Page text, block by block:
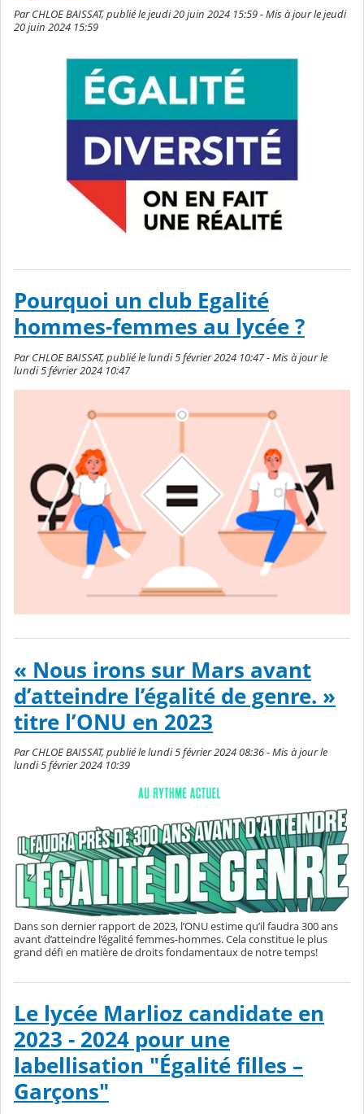
Par CHLOE BAISSAT, publié le jeudi 20 juin 2024 15:59 - Mis à jour le jeudi
20 juin 2024 15:59
Pourquoi un club Egalité
hommes-femmes au lycée ?
Par CHLOE BAISSAT, publié le lundi 5 février 2024 10:47 - Mis à jour le
lundi 5 février 2024 10:47
« Nous irons sur Mars avant
d’atteindre l’égalité de genre. »
titre l’ONU en 2023
Par CHLOE BAISSAT, publié le lundi 5 février 2024 08:36 - Mis à jour le
lundi 5 février 2024 10:39
Dans son dernier rapport de 2023, l’ONU estime qu’il faudra 300 ans
avant d’atteindre l’égalité femmes-hommes. Cela constitue le plus
grand défi en matière de droits fondamentaux de notre temps!
Le lycée Marlioz candidate en
2023 - 2024 pour une
labellisation "Égalité filles –
Garçons"